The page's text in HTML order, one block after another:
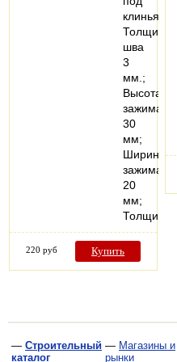
клинья;
Толщина
шва
3
мм.;
Высота
зажима
30
мм;
Ширина
зажима
20
мм;
Толщина…
220 руб Купить
— Строительный
каталог
— Магазины и
рынки